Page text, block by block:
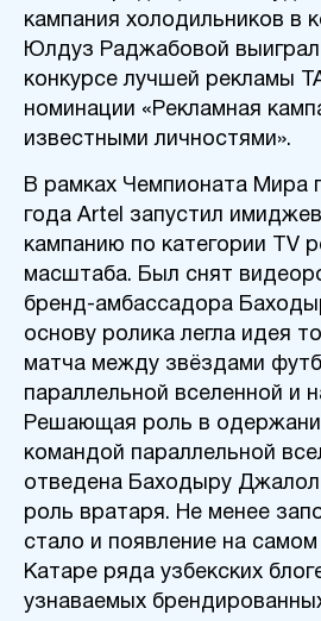
кампания холодильников в
Юлдуз Раджабовой
конкурсе лучшей рекламы
номинации «Рекламная
известными личностями».
В рамках Чемпионата Мира
года Artel запустил
кампанию по категории TV
масштаба. Был снят
бренд-амбассадора
основу ролика легла идея
матча между звёздами
параллельной вселенной и
Решающая роль в
командой параллельной
отведена Баходыру
роль вратаря. Не менее
стало и появление на
Катаре ряда узбекских
узнаваемых